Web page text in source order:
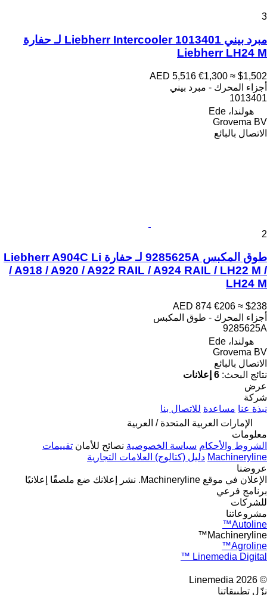
3
مبرد بيني Liebherr Intercooler 1013401 لـ حفارة
Liebherr LH24 M
AED 5,516 €1,300 ≈ $1,502
أجزاء المحرك - مبرد بيني
1013401
هولندا، Ede
Grovema BV
الاتصال بالبائع
2
طوق المكبس 9285625A لـ حفارة Liebherr A904C Li
/ A918 / A920 / A922 RAIL / A924 RAIL / LH22 M /
LH24 M
AED 874 €206 ≈ $238
أجزاء المحرك - طوق المكبس
9285625A
هولندا، Ede
Grovema BV
الاتصال بالبائع
نتائج البحث: 6 إعلانات
عرض
شركة
نبذة عنا مساعدة للاتصال بنا
الإمارات العربية المتحدة / العربية
معلومات
الشروط والأحكام سياسة الخصوصية نصائح للأمان تقييمات
Machineryline دليل (كتالوج) العلامات التجارية
عروضنا
الإعلان في موقع Machineryline.
نشر إعلانك ضع ملصقًا إعلانيًا
برنامج فرعي
للشركات
مشروعاتنا
Autoline™
Machineryline™
Agroline™
Linemedia Digital ™
© 2026 Linemedia
نزّل تطبيقاتنا